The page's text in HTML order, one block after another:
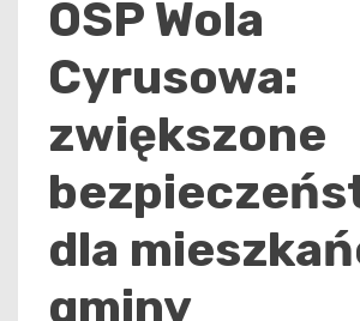
OSP Wola
Cyrusowa:
zwiększone
dla
gminy